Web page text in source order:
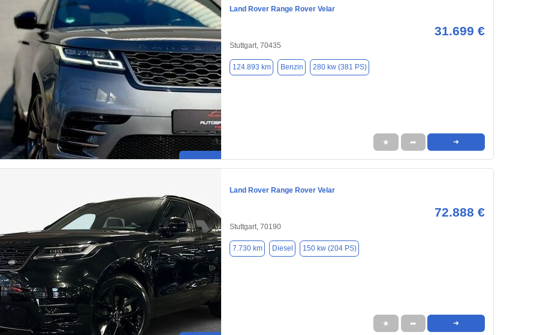
Land Rover Range Rover Velar
31.699 €
Stuttgart, 70435
124.893 km Benzin 280 kw (381 PS)
★ ➦ ➜
Land Rover Range Rover Velar
72.888 €
Stuttgart, 70190
7.730 km Diesel 150 kw (204 PS)
★ ➦ ➜